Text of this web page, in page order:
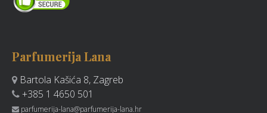
Parfumerija Lana
Bartola Kašića 8, Zagreb
+385 1 4650 501
parfumerija-lana@parfumerija-lana.hr